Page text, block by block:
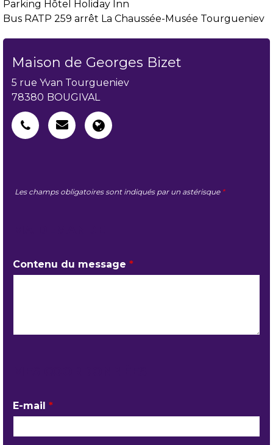
Parking Hôtel Holiday Inn
Bus RATP 259 arrêt La Chaussée-Musée Tourgueniev
Maison de Georges Bizet
5 rue Yvan Tourgueniev
78380 BOUGIVAL
Les champs obligatoires sont indiqués par un astérisque *
Contenu du message *
E-mail *